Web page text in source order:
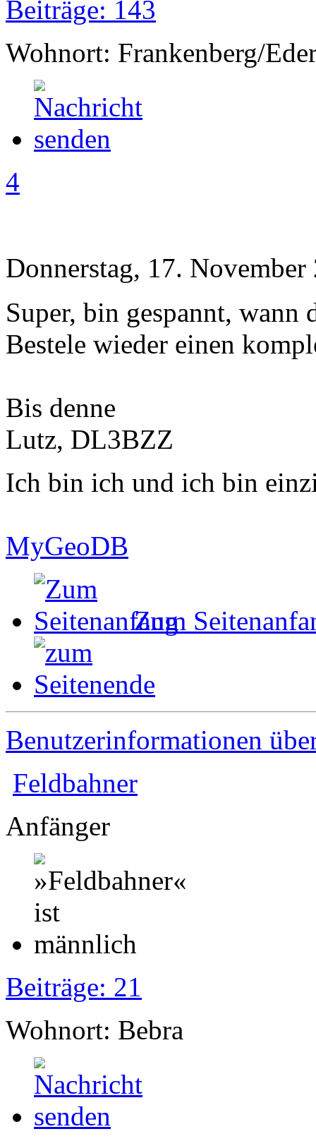
Beiträge: 143
Wohnort: Frankenberg/
4
Donnerstag, 17.
Super, bin gespannt, wann
Bestele wieder einen
Bis denne
Lutz, DL3BZZ
Ich bin ich und ich bin
MyGeoDB
Zum
Benutzerinformationen
Feldbahner
Anfänger
Beiträge: 21
Wohnort: Bebra